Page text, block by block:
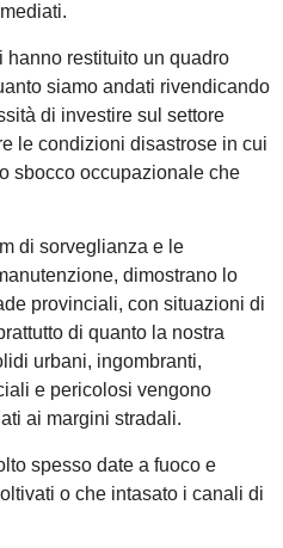
restituito un quadro
siamo andati rivendicando
di investire sul settore
le condizioni disastrose in cui
sbocco occupazionale che
di sorveglianza e le
dimostrano lo
provinciali, con situazioni di
di quanto la nostra
urbani, ingombranti,
e pericolosi vengono
ai margini stradali.
spesso date a fuoco e
o che intasato i canali di